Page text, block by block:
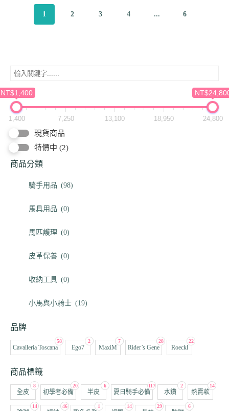
NT$1,400
1,400 7,250 13,100 18,950 24,800
現貨商品
特價中 (2)
商品分類
騎手用品 (98)
馬具用品 (0)
馬匹護理 (0)
皮革保養 (0)
收納工具 (0)
小馬與小騎士 (19)
品牌
58
Cavalleria Toscana
2
Ego7
7
MaxiM
28
Rider’s Gene
22
Roeckl
商品標籤
8
全皮
20
初學者必備
6
半皮
117
夏日騎手必備
2
水鑽
14
熱賣款
14 46 1 14 29 6
1 2 3 4 ... 6